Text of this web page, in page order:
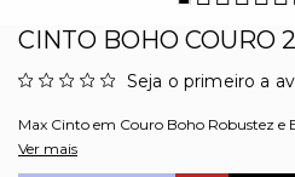
CINTO BOHO COURO
Seja o primeiro a
Max Cinto em Couro Boho Robustez
Ver mais